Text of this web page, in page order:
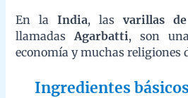
perfumes y aceites esenciales.
a la vara de bambú, mientras aún
inmediatamente en el masala o se